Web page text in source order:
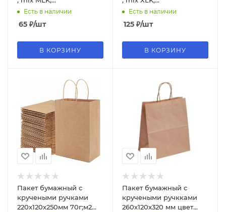
ML018;ML016;020;022
Есть в наличии
65 ₽/шт
В КОРЗИНУ
XL010;XL003;XL002;018
Есть в наличии
125 ₽/шт
В КОРЗИНУ
Пакет бумажный с
кручеными ручками
220х120х250мм 70г;м2
Пакет бумажный с
кручеными ручкками
260х120х320 мм цвет